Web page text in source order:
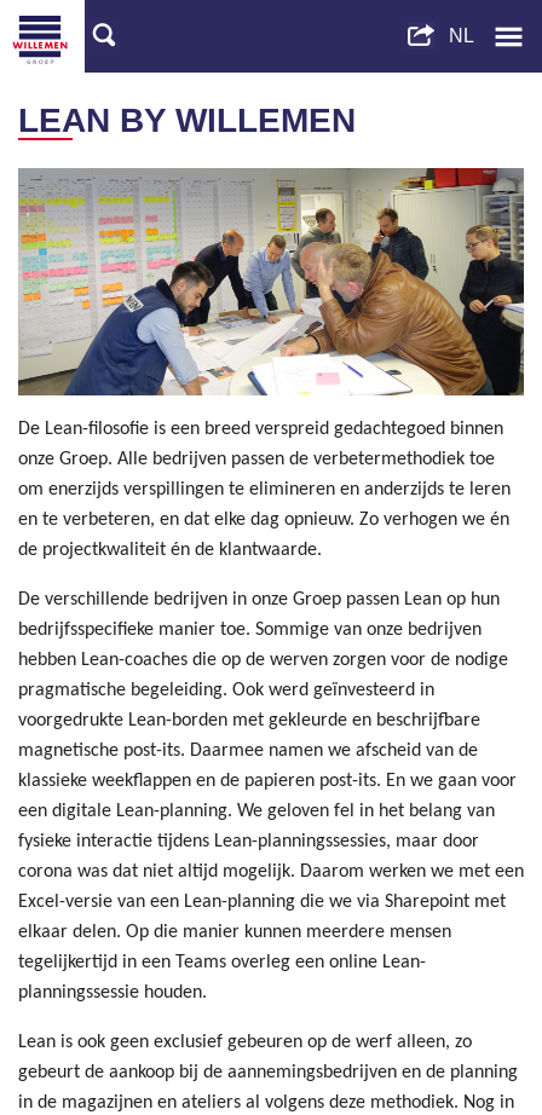
LEAN BY WILLEMEN
De Lean-filosofie is een breed verspreid gedachtegoed binnen
onze Groep. Alle bedrijven passen de verbetermethodiek toe
om enerzijds verspillingen te elimineren en anderzijds te leren
en te verbeteren, en dat elke dag opnieuw. Zo verhogen we én
de projectkwaliteit én de klantwaarde.
De verschillende bedrijven in onze Groep passen Lean op hun
bedrijfsspecifieke manier toe. Sommige van onze bedrijven
hebben Lean-coaches die op de werven zorgen voor de nodige
pragmatische begeleiding. Ook werd geïnvesteerd in
voorgedrukte Lean-borden met gekleurde en beschrijfbare
magnetische post-its. Daarmee namen we afscheid van de
klassieke weekflappen en de papieren post-its. En we gaan voor
een digitale Lean-planning. We geloven fel in het belang van
fysieke interactie tijdens Lean-planningssessies, maar door
corona was dat niet altijd mogelijk. Daarom werken we met een
Excel-versie van een Lean-planning die we via Sharepoint met
elkaar delen. Op die manier kunnen meerdere mensen
tegelijkertijd in een Teams overleg een online Lean-
planningssessie houden.
Lean is ook geen exclusief gebeuren op de werf alleen, zo
gebeurt de aankoop bij de aannemingsbedrijven en de planning
in de magazijnen en ateliers al volgens deze methodiek. Nog in